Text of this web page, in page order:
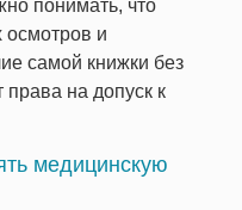
понимать, что
осмотров и
самой книжки без
права на допуск к
медицинскую
д.1 стр.4